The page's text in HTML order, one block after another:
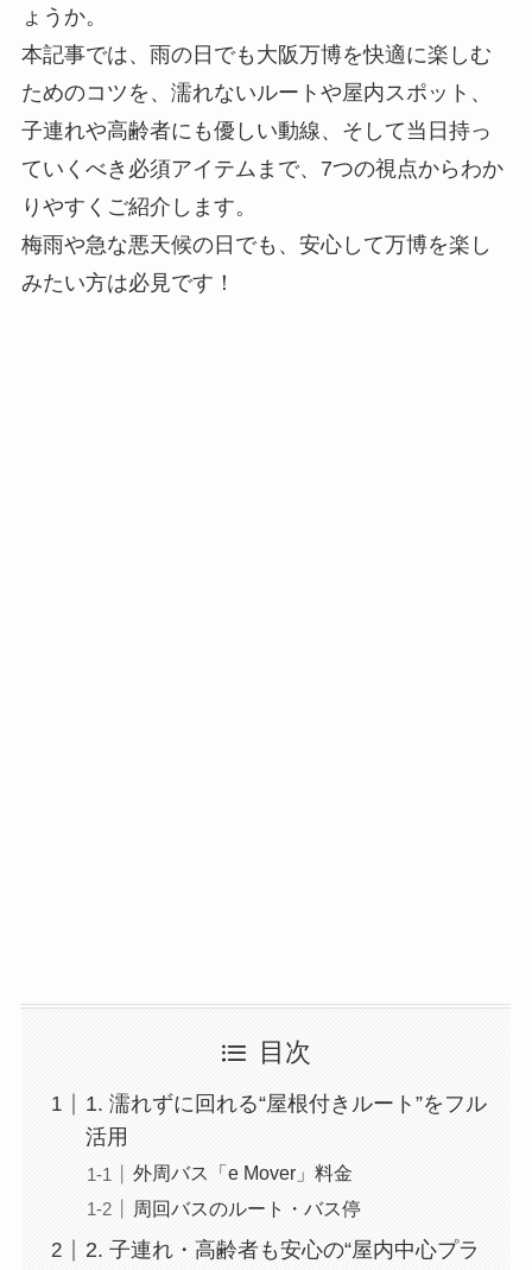
ょうか。
本記事では、雨の日でも大阪万博を快適に楽しむ
ためのコツを、濡れないルートや屋内スポット、
子連れや高齢者にも優しい動線、そして当日持っ
ていくべき必須アイテムまで、7つの視点からわか
りやすくご紹介します。
梅雨や急な悪天候の日でも、安心して万博を楽し
みたい方は必見です！
目次
1. 濡れずに回れる“屋根付きルート”をフル
活用
外周バス「e Mover」料金
周回バスのルート・バス停
2. 子連れ・高齢者も安心の“屋内中心プラ